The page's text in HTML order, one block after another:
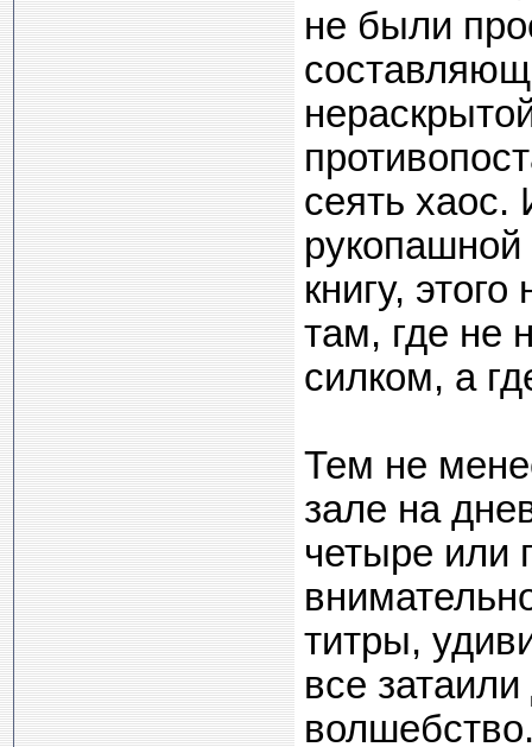
не были
сеять хаос.
книгу,
там, где не
силком, а
Тем не
зале на
четыре или
титры,
все